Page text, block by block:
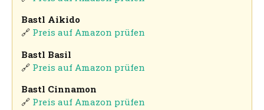
Bastl Aikido
🔗 Preis auf Amazon prüfen
Bastl Basil
🔗 Preis auf Amazon prüfen
Bastl Cinnamon
🔗 Preis auf Amazon prüfen